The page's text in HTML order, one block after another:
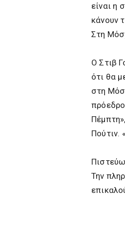
είναι η
κάνουν
Στη
Ο Στιβ
ότι θα
στη
πρόεδρο
Πούτιν.
Την